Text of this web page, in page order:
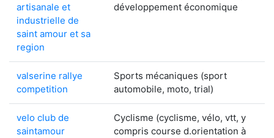
artisanale et
industrielle de
saint amour et sa
region
développement économique
valserine rallye
competition
Sports mécaniques (sport
automobile, moto, trial)
velo club de
saintamour
Cyclisme (cyclisme, vélo, vtt, y
compris course d.orientation à